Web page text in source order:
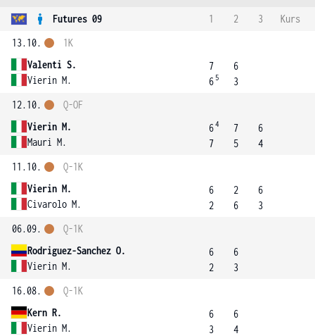
Futures 09 1 2 3
Kurs
13.10.
Valenti S.
Vierin M.
1K
7
6 5
6
3
12.10.
Vierin M.
Mauri M.
Q-OF
64
7
7
5
6
4
11.10.
Vierin M.
Civarolo M.
Q-1K
6
2
2
6
6
3
06.09.
Rodriguez-Sanchez O.
Vierin M.
Q-1K
6
2
6
3
16.08.
Kern R.
Vierin M.
Q-1K
6
3
6
4